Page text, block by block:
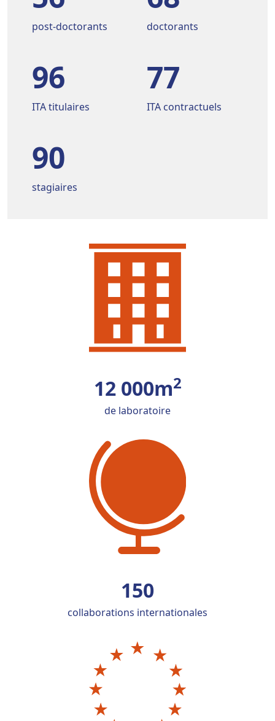
post-doctorants doctorants
96
ITA titulaires
77
ITA contractuels
90
stagiaires
12 000m2
de laboratoire
150
collaborations internationales